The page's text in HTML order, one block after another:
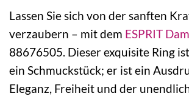
Lassen Sie sich von der sanften
verzaubern – mit dem ESPRIT
88676505. Dieser exquisite Ring
ein Schmuckstück; er ist ein
Eleganz, Freiheit und der